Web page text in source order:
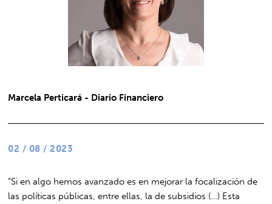
Marcela Perticará - Diario Financiero
02 / 08 / 2023
“Si en algo hemos avanzado es en mejorar la focalización de
las políticas públicas, entre ellas, la de subsidios (…) Esta